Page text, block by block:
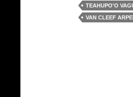
TEAHUPO'O
VAN CLEEF